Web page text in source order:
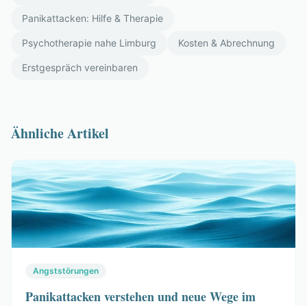
Panikattacken: Hilfe & Therapie
Psychotherapie nahe Limburg Kosten & Abrechnung
Erstgespräch vereinbaren
Ähnliche Artikel
Angststörungen
Panikattacken verstehen und neue Wege im